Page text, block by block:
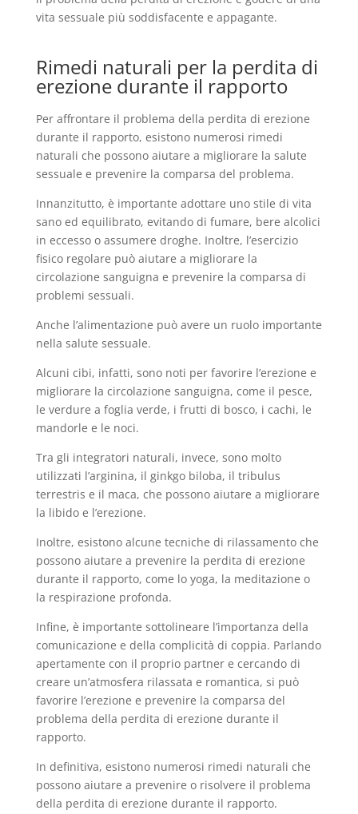
vita sessuale più soddisfacente e appagante.
Rimedi naturali per la perdita di
erezione durante il rapporto
Per affrontare il problema della perdita di erezione
durante il rapporto, esistono numerosi rimedi
naturali che possono aiutare a migliorare la salute
sessuale e prevenire la comparsa del problema.
Innanzitutto, è importante adottare uno stile di vita
sano ed equilibrato, evitando di fumare, bere alcolici
in eccesso o assumere droghe. Inoltre, l’esercizio
fisico regolare può aiutare a migliorare la
circolazione sanguigna e prevenire la comparsa di
problemi sessuali.
Anche l’alimentazione può avere un ruolo importante
nella salute sessuale.
Alcuni cibi, infatti, sono noti per favorire l’erezione e
migliorare la circolazione sanguigna, come il pesce,
le verdure a foglia verde, i frutti di bosco, i cachi, le
mandorle e le noci.
Tra gli integratori naturali, invece, sono molto
utilizzati l’arginina, il ginkgo biloba, il tribulus
terrestris e il maca, che possono aiutare a migliorare
la libido e l’erezione.
Inoltre, esistono alcune tecniche di rilassamento che
possono aiutare a prevenire la perdita di erezione
durante il rapporto, come lo yoga, la meditazione o
la respirazione profonda.
Infine, è importante sottolineare l’importanza della
comunicazione e della complicità di coppia. Parlando
apertamente con il proprio partner e cercando di
creare un’atmosfera rilassata e romantica, si può
favorire l’erezione e prevenire la comparsa del
problema della perdita di erezione durante il
rapporto.
In definitiva, esistono numerosi rimedi naturali che
possono aiutare a prevenire o risolvere il problema
della perdita di erezione durante il rapporto.